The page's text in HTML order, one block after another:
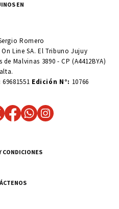
EN
Romero
Line SA. El Tribuno Jujuy
Malvinas 3890 - CP (A4412BYA)
69681551 Edición N°: 10766
CONDICIONES